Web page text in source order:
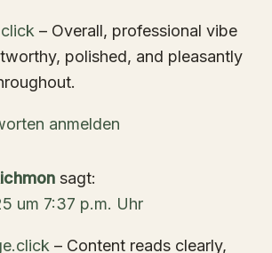
– Overall, professional vibe
polished, and pleasantly
anmelden
sagt:
um 7:37 p.m. Uhr
– Content reads clearly,